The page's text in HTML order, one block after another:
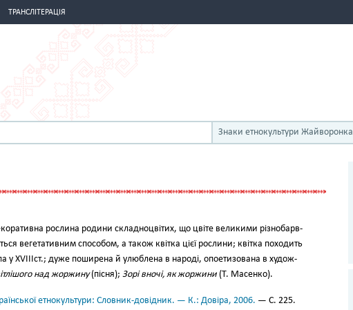
ТРАНСЛІТЕРАЦІЯ
Знаки етнокультури Жайворонка
рослина родини складноцві­тих, що цвіте великими різнобарв­
ве­гетативним способом, а також квіт­ка цієї рослини; квітка походить
у XVIIIст.; дуже поширена й улюбле­на в народі, опоетизована в худож­
над жоржину(пісня); Зорі вночі, як жоржини (Т. Масенко).
етнокультури: Словник-довідник. — К.: Довіра, 2006. — С. 225.